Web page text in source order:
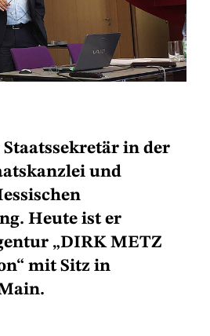
in der
und
Heute ist er
„DIRK METZ
mit Sitz in